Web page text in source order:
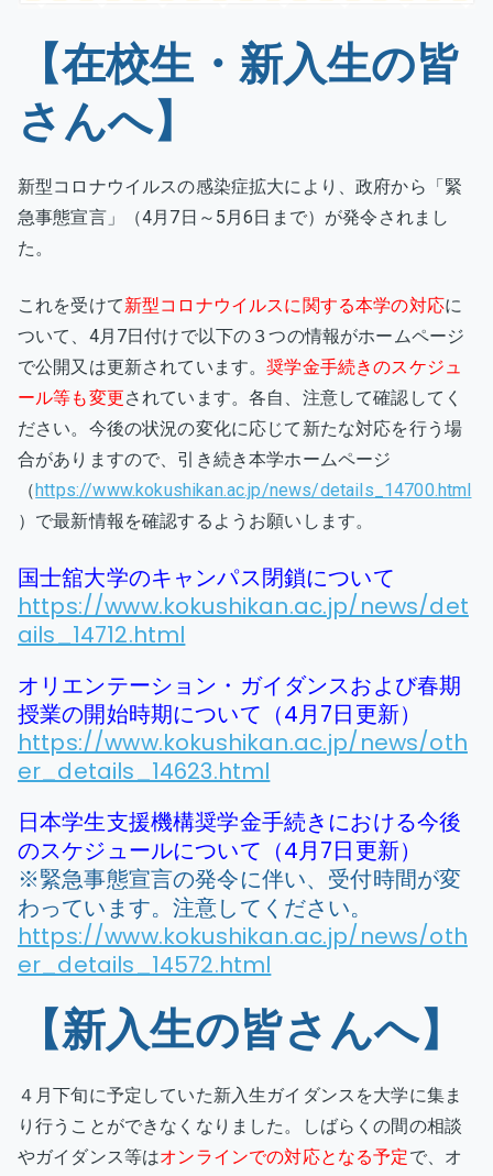
の
応
に
つ
（4
月
7
日
時
点）
へ
の
【在校生・新入生の皆
さんへ】
新型コロナウイルスの感染症拡大により、政府から「緊
急事態宣言」（4月7日～5月6日まで）が発令されまし
た。
これを受けて新型コロナウイルスに関する本学の対応に
ついて、4月7日付けで以下の３つの情報がホームページ
で公開又は更新されています。奨学金手続きのスケジュ
ール等も変更されています。各自、注意して確認してく
ださい。今後の状況の変化に応じて新たな対応を行う場
合がありますので、引き続き本学ホームページ
（ https://www.kokushikan.ac.jp/news/details_14700.html
）で最新情報を確認するようお願いします。
国士舘大学のキャンパス閉鎖について
https://www.kokushikan.ac.jp/news/det
ails_14712.html
オリエンテーション・ガイダンスおよび春期
授業の開始時期について（4月7日更新）
https://www.kokushikan.ac.jp/news/oth
er_details_14623.html
日本学生支援機構奨学金手続きにおける今後
のスケジュールについて（4月7日更新）
※緊急事態宣言の発令に伴い、受付時間が変
わっています。注意してください。
https://www.kokushikan.ac.jp/news/oth
er_details_14572.html
【新入生の皆さんへ】
４月下旬に予定していた新入生ガイダンスを大学に集ま
り行うことができなくなりました。しばらくの間の相談
やガイダンス等はオンラインでの対応となる予定で、オ